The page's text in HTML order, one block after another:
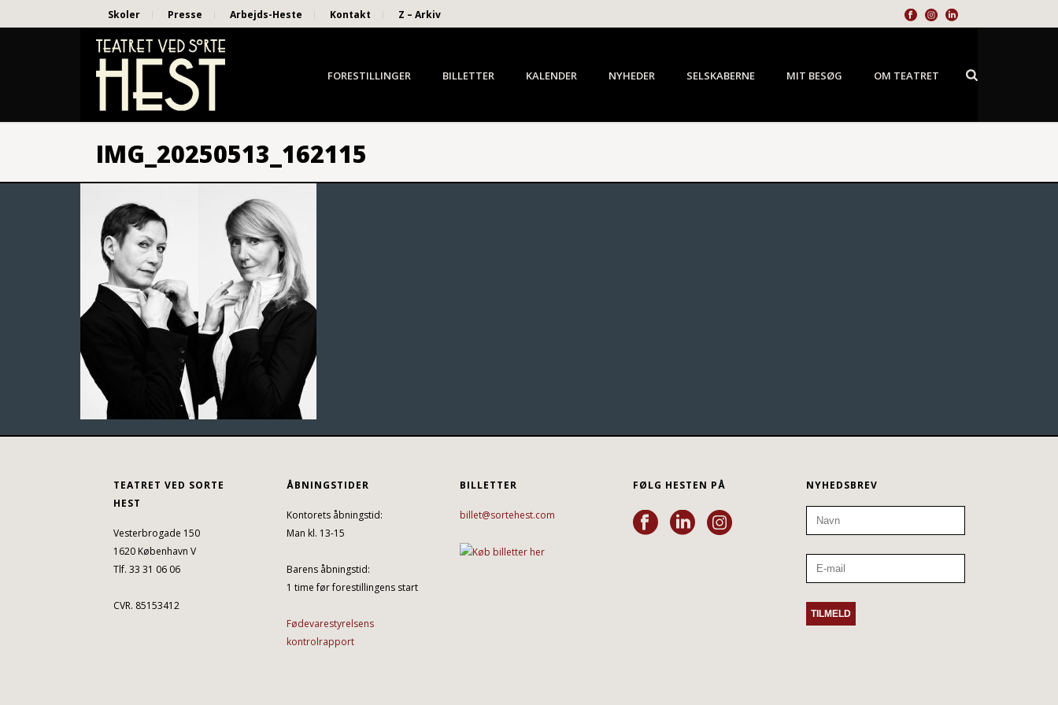
Skoler Presse Arbejds-Heste Kontakt Z – Arkiv
FORESTILLINGER BILLETTER KALENDER NYHEDER SELSKABERNE MIT BESØG OM TEATRET
IMG_20250513_162115
TEATRET VED SORTE
HEST
Vesterbrogade 150
1620 København V
Tlf. 33 31 06 06
CVR. 85153412
ÅBNINGSTIDER
Kontorets åbningstid:
Man kl. 13-15
Barens åbningstid:
1 time før forestillingens start
Fødevarestyrelsens
kontrolrapport
BILLETTER
billet@sortehest.com
FØLG HESTEN PÅ NYHEDSBREV